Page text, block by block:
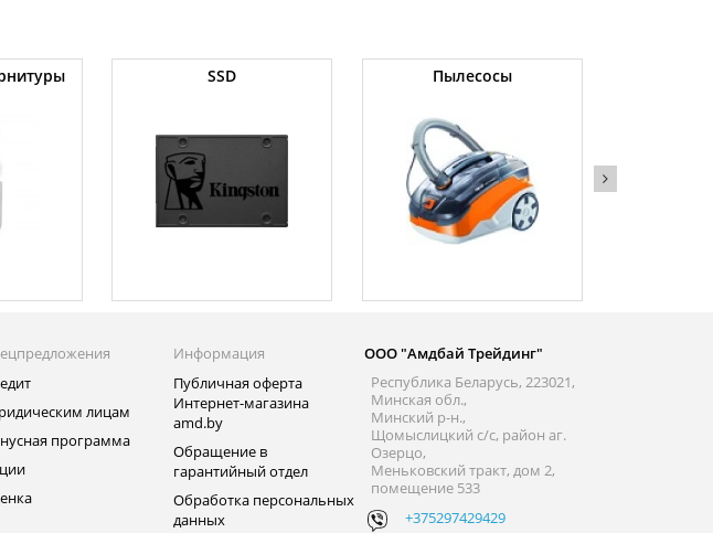
SSD Пылесосы
лицам
программа
Информация
Публичная оферта
Интернет-магазина
amd.by
Обращение в
гарантийный отдел
Обработка персональных
данных
ООО "Амдбай Трейдинг"
Республика Беларусь, 223021,
Минская обл.,
Минский р-н.,
Щомыслицкий с/с, район аг.
Озерцо,
Меньковский тракт, дом 2,
помещение 533
+375297429429